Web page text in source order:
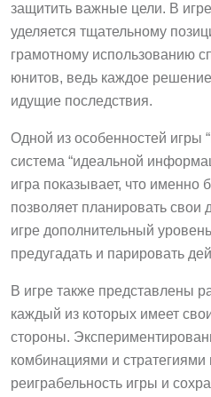
защитить важные цели. В
уделяется тщательному
грамотному использованию
юнитов, ведь каждое
идущие последствия.
Одной из особенностей игры
система “идеальной
игра показывает, что именно
позволяет планировать свои
игре дополнительный
предугадать и парировать
В игре также представлены
каждый из которых имеет
стороны.
комбинациями и
реиграбельность игры и